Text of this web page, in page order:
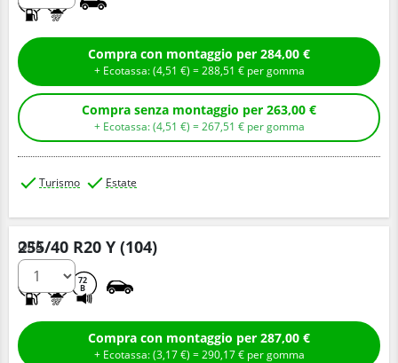
Compra con montaggio per 284,00 €
+ Ecotassa: (4,51 € ) =288,51 € per gomma
Compra senza montaggio per 263,00 €
+ Ecotassa: (4,51 € ) =267,51 € per gomma
Turismo Estate
255/40 R20 Y (104)
72
B
Q.tà
Compra con montaggio per 287,00 €
+ Ecotassa: (3,17€ ) =290,17€ per gomma